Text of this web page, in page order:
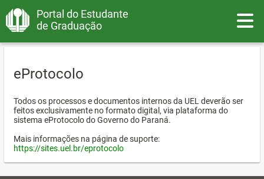
Portal do Estudante
de Graduação
eProtocolo
Todos os processos e documentos internos da UEL deverão ser
feitos exclusivamente no formato digital, via plataforma do
sistema eProtocolo do Governo do Paraná.
Mais informações na página de suporte:
https://sites.uel.br/eprotocolo